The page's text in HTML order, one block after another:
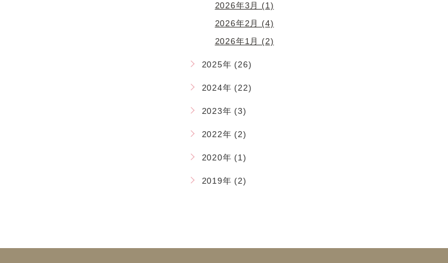
2026年3月 (1)
2026年2月 (4)
2026年1月 (2)
2025年 (26)
2024年 (22)
2023年 (3)
2022年 (2)
2020年 (1)
2019年 (2)